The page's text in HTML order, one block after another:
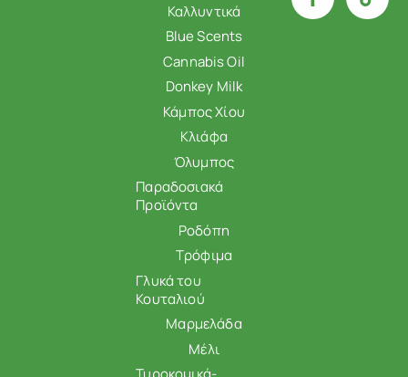
Καλλυντικά
Blue Scents
Cannabis Oil
Donkey Milk
Κάμπος Χίου
Κλιάφα
Όλυμπος
Παραδοσιακά
Προϊόντα
Ροδόπη
Τρόφιμα
Γλυκά του
Κουταλιού
Μαρμελάδα
Μέλι